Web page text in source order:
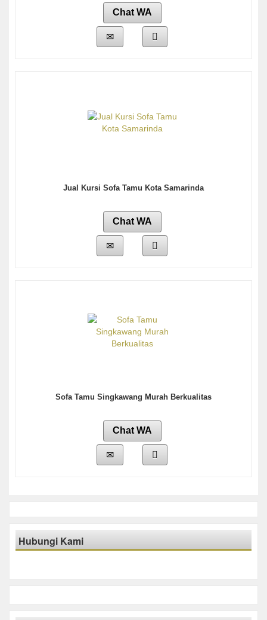
Chat WA
Jual Kursi Sofa Tamu Kota Samarinda
Chat WA
Sofa Tamu Singkawang Murah Berkualitas
Chat WA
Hubungi Kami